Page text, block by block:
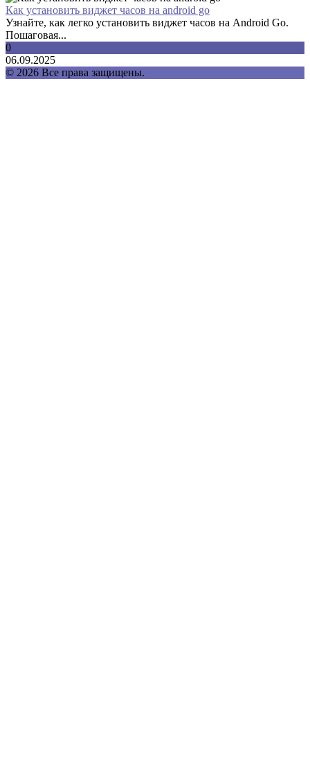
Как установить виджет часов на android go
Узнайте, как легко установить виджет часов на Android Go.
Пошаговая...
0
06.09.2025
© 2026 Все права защищены.